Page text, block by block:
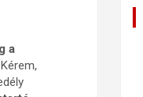
a
Kérem,